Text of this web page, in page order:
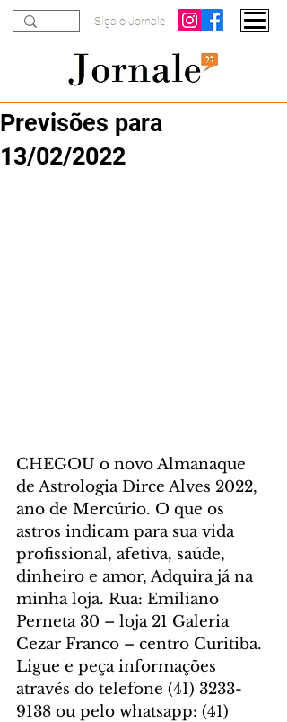
Siga o Jornale
Previsões para
13/02/2022
CHEGOU o novo Almanaque
de Astrologia Dirce Alves 2022,
ano de Mercúrio. O que os
astros indicam para sua vida
profissional, afetiva, saúde,
dinheiro e amor, Adquira já na
minha loja. Rua: Emiliano
Perneta 30 – loja 21 Galeria
Cezar Franco – centro Curitiba.
Ligue e peça informações
através do telefone (41) 3233-
9138 ou pelo whatsapp: (41)